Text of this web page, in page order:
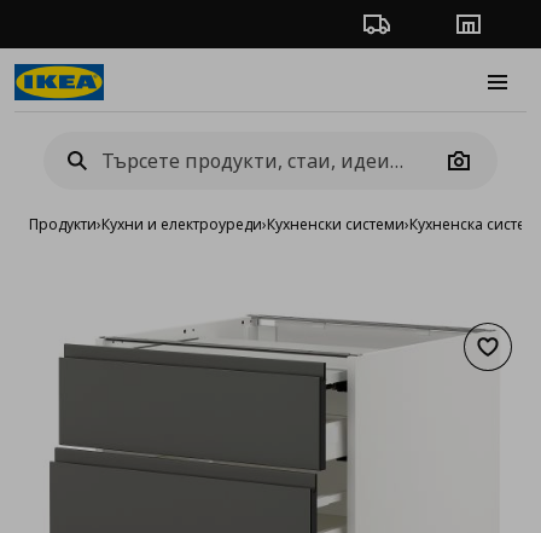
Проследяване на
Camera
Продукти›Кухни и електроуреди›Кухненски системи›Кухненска